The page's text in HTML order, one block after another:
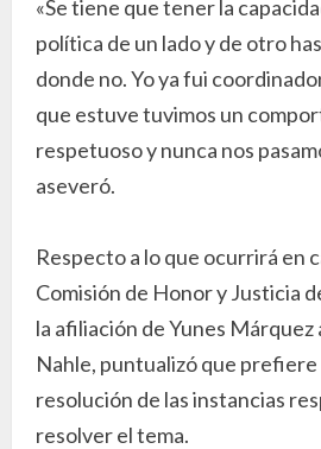
«Se tiene que tener la
política de un lado y de otro
donde no. Yo ya fui
que estuve tuvimos un
respetuoso y nunca nos
aseveró.
Respecto a lo que ocurrirá en
Comisión de Honor y Justicia
la afiliación de Yunes
Nahle, puntualizó que prefiere
resolución de las instancias
resolver el tema.